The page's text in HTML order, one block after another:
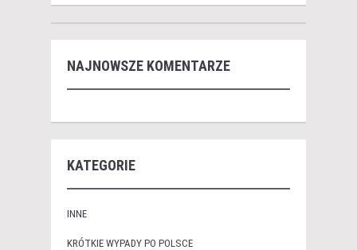
NAJNOWSZE KOMENTARZE
KATEGORIE
INNE
KRÓTKIE WYPADY PO POLSCE